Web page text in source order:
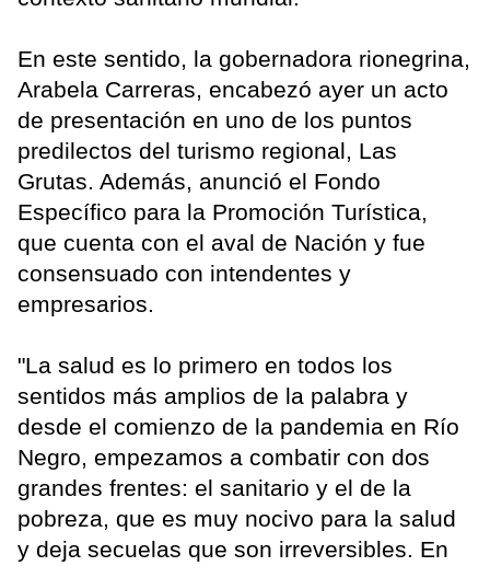
En este sentido, la gobernadora rionegrina,
Arabela Carreras, encabezó ayer un acto
de presentación en uno de los puntos
predilectos del turismo regional, Las
Grutas. Además, anunció el Fondo
Específico para la Promoción Turística,
que cuenta con el aval de Nación y fue
consensuado con intendentes y
empresarios.
"La salud es lo primero en todos los
sentidos más amplios de la palabra y
desde el comienzo de la pandemia en Río
Negro, empezamos a combatir con dos
grandes frentes: el sanitario y el de la
pobreza, que es muy nocivo para la salud
y deja secuelas que son irreversibles. En